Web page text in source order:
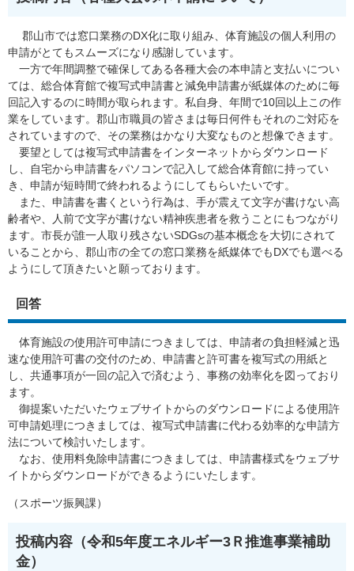
郡山市では窓口業務のDX化に取り組み、体育施設の個人利用の
申請がとてもスムーズになり感謝しています。
一方で年間調整で確保してある各種大会の本申請と支払いについ
ては、総合体育館で複写式申請書と減免申請書が紙媒体のために毎
回記入するのに時間が取られます。私自身、年間で10回以上この作
業をしています。郡山市職員の皆さまは毎日何件もそれのご対応を
されていますので、その業務はかなり大変なものと想像できます。
要望としては複写式申請書をインターネットからダウンロード
し、自宅から申請書をパソコンで記入して総合体育館に持ってい
き、申請が短時間で終われるようにしてもらいたいです。
また、申請書を書くという行為は、手が震えて文字が書けない高
齢者や、人前で文字が書けない精神疾患者を救うことにもつながり
ます。市長が誰一人取り残さないSDGsの基本概念を大切にされて
いることから、郡山市の全ての窓口業務を紙媒体でもDXでも選べる
ようにして頂きたいと願っております。
回答
体育施設の使用許可申請につきましては、申請者の負担軽減と迅
速な使用許可書の交付のため、申請書と許可書を複写式の用紙と
し、共通事項が一回の記入で済むよう、事務の効率化を図っており
ます。
御提案いただいたウェブサイトからのダウンロードによる使用許
可申請処理につきましては、複写式申請書に代わる効率的な申請方
法について検討いたします。
なお、使用料免除申請書につきましては、申請書様式をウェブサ
イトからダウンロードができるようにいたします。
（スポーツ振興課）
投稿内容（令和5年度エネルギー3Ｒ推進事業補助
金）